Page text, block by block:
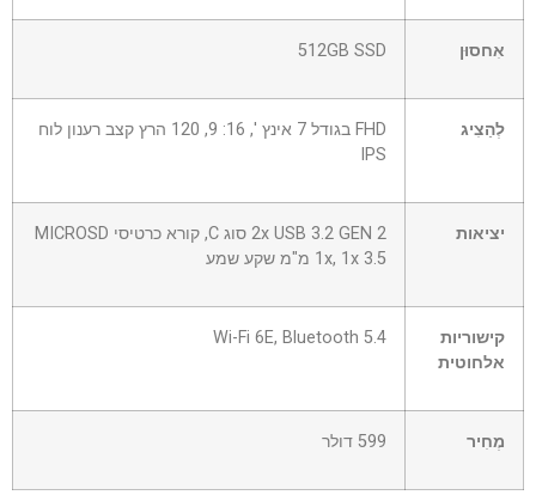
אִחסוּן 512GB SSD
לְהַצִיג
FHD בגודל 7 אינץ ', 16: 9, 120 הרץ קצב רענון לוח
IPS
יציאות
2x USB 3.2 GEN 2 סוג C, קורא כרטיסי MICROSD
1x, 1x 3.5 מ"מ שקע שמע
קישוריות
אלחוטית
Wi-Fi 6E, Bluetooth 5.4
מְחִיר 599 דולר